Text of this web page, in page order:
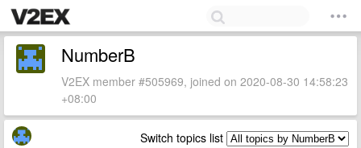
NumberB
V2EX member #505969, joined on 2020-08-30 14:58:23
+08:00
Switch topics list